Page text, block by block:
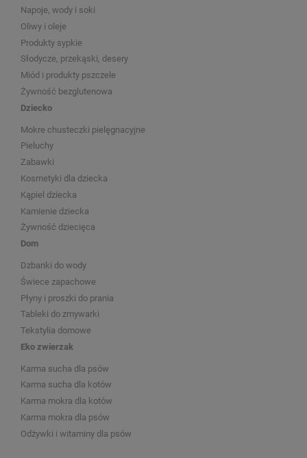
Napoje, wody i soki
Oliwy i oleje
Produkty sypkie
Słodycze, przekąski, desery
Miód i produkty pszczele
Żywność bezglutenowa
Dziecko
Mokre chusteczki pielęgnacyjne
Pieluchy
Zabawki
Kosmetyki dla dziecka
Kąpiel dziecka
Kamienie dziecka
Żywność dziecięca
Dom
Dzbanki do wody
Świece zapachowe
Płyny i proszki do prania
Tableki do zmywarki
Tekstylia domowe
Eko zwierzak
Karma sucha dla psów
Karma sucha dla kotów
Karma mokra dla kotów
Karma mokra dla psów
Odżywki i witaminy dla psów